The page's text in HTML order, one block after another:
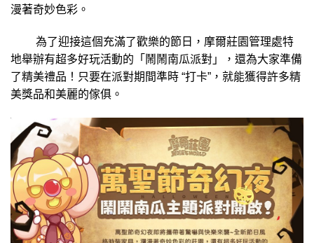
漫著奇妙色彩。
為了迎接這個充滿了歡樂的節日，摩爾莊園管理處特
地舉辦有超多好玩活動的「鬧鬧南瓜派對」，還為大家準備
了精美禮品！只要在派對期間準時 “打卡”，就能獲得許多精
美獎品和美麗的傢俱。